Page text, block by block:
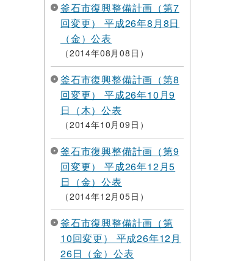
釜石市復興整備計画（第7
回変更） 平成26年8月8日
（金）公表
2014年08月08日
釜石市復興整備計画（第8
回変更） 平成26年10月9
日（木）公表
2014年10月09日
釜石市復興整備計画（第9
回変更） 平成26年12月5
日（金）公表
2014年12月05日
釜石市復興整備計画（第
10回変更） 平成26年12月
26日（金）公表